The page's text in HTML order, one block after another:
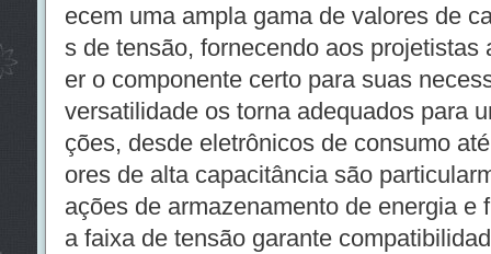
ecem uma ampla gama de valores de
s de tensão, fornecendo aos projetistas
er o componente certo para suas
versatilidade os torna adequados para
ções, desde eletrônicos de consumo
ores de alta capacitância são
ações de armazenamento de energia e
a faixa de tensão garante